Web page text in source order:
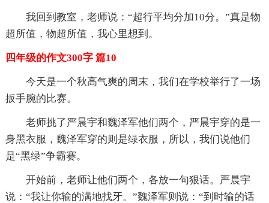
我回到教室，老师说：“超行平均分加10分。”真是物
超所值，物超所值，我心里想到。
四年级的作文300字 篇10
今天是一个秋高气爽的周末，我们在学校举行了一场
扳手腕的比赛。
老师挑了严晨宇和魏泽军他们两个，严晨宇穿的是一
身黑衣服，魏泽军穿的则是绿衣服，所以，我们说他们
是“黑绿”争霸赛。
开始前，老师让他们两个，各放一句狠话。严晨宇
说：“我让你输的满地找牙。”魏泽军则说：“到时输的话